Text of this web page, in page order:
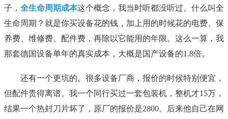
子， 全生命周期成本这个概念，我当时听都没听过。什么叫全
生命周期？就是你买设备花的钱，加上用的时候花的电费、保
养费、维修费、配件费，再除以它能用的年限。这么一算，我
那套德国设备单年的真实成本，大概是国产设备的1.8倍。
还有一个更坑的。很多设备厂商，报价的时候特别便宜，
但配件贵得离谱。我一个同行买过一套包装机，整机才15万，
结果一个热封刀片坏了，原厂的报价是2800。后来他自己在网